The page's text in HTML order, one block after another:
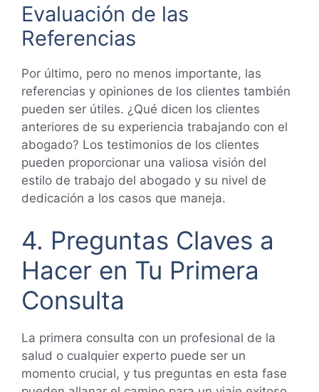
Evaluación de las
Referencias
Por último, pero no menos importante, las
referencias y opiniones de los clientes también
pueden ser útiles. ¿Qué dicen los clientes
anteriores de su experiencia trabajando con el
abogado? Los testimonios de los clientes
pueden proporcionar una valiosa visión del
estilo de trabajo del abogado y su nivel de
dedicación a los casos que maneja.
4. Preguntas Claves a
Hacer en Tu Primera
Consulta
La primera consulta con un profesional de la
salud o cualquier experto puede ser un
momento crucial, y tus preguntas en esta fase